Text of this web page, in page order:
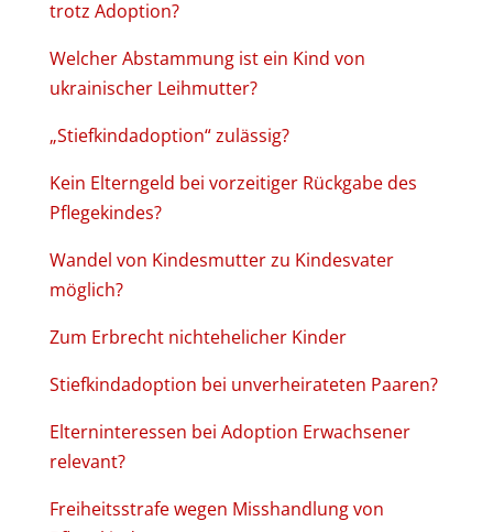
trotz Adoption?
Welcher Abstammung ist ein Kind von
ukrainischer Leihmutter?
„Stiefkindadoption“ zulässig?
Kein Elterngeld bei vorzeitiger Rückgabe des
Pflegekindes?
Wandel von Kindesmutter zu Kindesvater
möglich?
Zum Erbrecht nichtehelicher Kinder
Stiefkindadoption bei unverheirateten Paaren?
Elterninteressen bei Adoption Erwachsener
relevant?
Freiheitsstrafe wegen Misshandlung von